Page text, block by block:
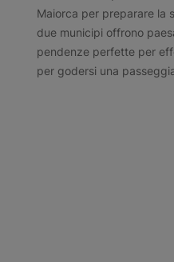
Maiorca per preparare la
due municipi offrono
pendenze perfette per
per godersi una